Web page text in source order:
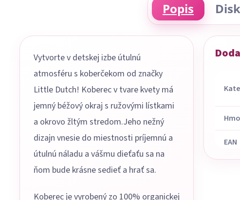
Popis
Vytvorte v detskej izbe útulnú
atmosféru s koberčekom od značky
Little Dutch! Koberec v tvare kvety má
jemný béžový okraj s ružovými lístkami
a okrovo žltým stredom.Jeho nežný
dizajn vnesie do miestnosti príjemnú a
útulnú náladu a vášmu dieťaťu sa na
ňom bude krásne sedieť a hrať sa.
Koberec je vyrobený zo 100% organickej
EAN